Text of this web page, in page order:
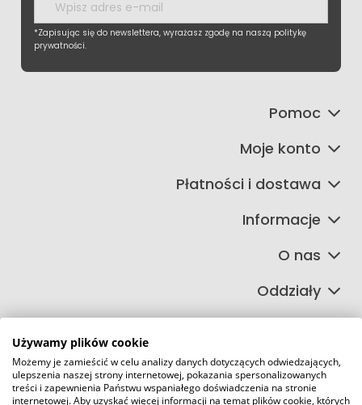
Używamy plików cookie
Możemy je zamieścić w celu analizy danych dotyczących odwiedzających,
ulepszenia naszej strony internetowej, pokazania spersonalizowanych
treści i zapewnienia Państwu wspaniałego doświadczenia na stronie
internetowej. Aby uzyskać więcej informacji na temat plików cookie, których
*Zapisując się do newslettera, wyrażasz zgodę na naszą politykę
prywatności.
Pomoc
Moje konto
Płatności i dostawa
Informacje
O nas
Oddziały
©2026 Wszelkie Prawa Zastrzeżone | FIRETECH Stacjonarny i
internetowy sklep przeciwpożarowy